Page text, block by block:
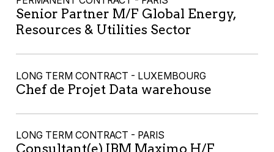
Senior Partner M/F Global Energy,
Resources & Utilities Sector
LONG TERM CONTRACT - LUXEMBOURG
Chef de Projet Data warehouse
LONG TERM CONTRACT - PARIS
Consultant(e) IBM Maximo H/F